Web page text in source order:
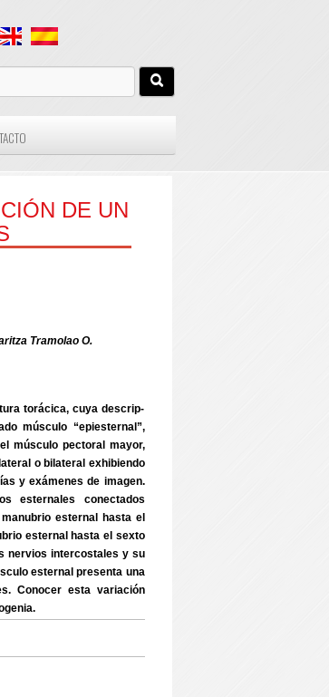
DE UN
Tramolao O.
torácica, cuya descrip-
músculo “epiesternal”,
músculo pectoral mayor,
o bilateral exhibiendo
y exámenes de imagen.
esternales conectados
esternal hasta el
esternal hasta el sexto
nervios intercostales y su
esternal presenta una
Conocer esta variación